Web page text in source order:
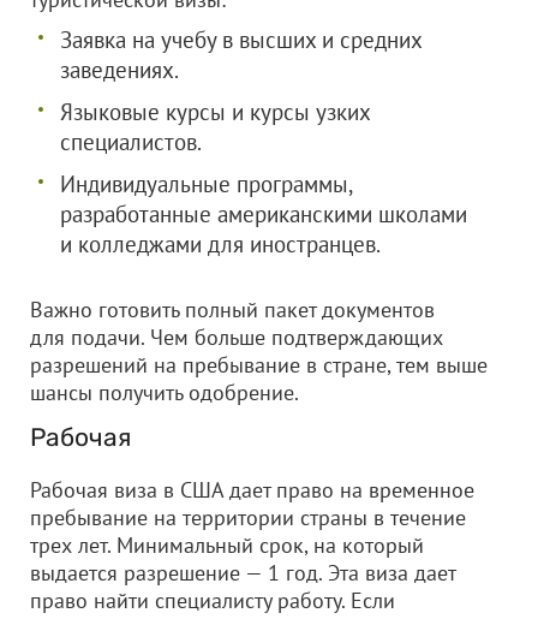
Заявка на учебу в высших и средних
заведениях.
Языковые курсы и курсы узких
специалистов.
Индивидуальные программы,
разработанные американскими школами
и колледжами для иностранцев.
Важно готовить полный пакет документов
для подачи. Чем больше подтверждающих
разрешений на пребывание в стране, тем выше
шансы получить одобрение.
Рабочая
Рабочая виза в США дает право на временное
пребывание на территории страны в течение
трех лет. Минимальный срок, на который
выдается разрешение — 1 год. Эта виза дает
право найти специалисту работу. Если